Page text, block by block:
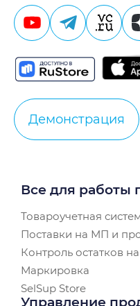
Демонстрация
Все для работы
Товароучетная
Поставки на МП и
Контроль остатков
Маркировка
SelSup Store
Управление